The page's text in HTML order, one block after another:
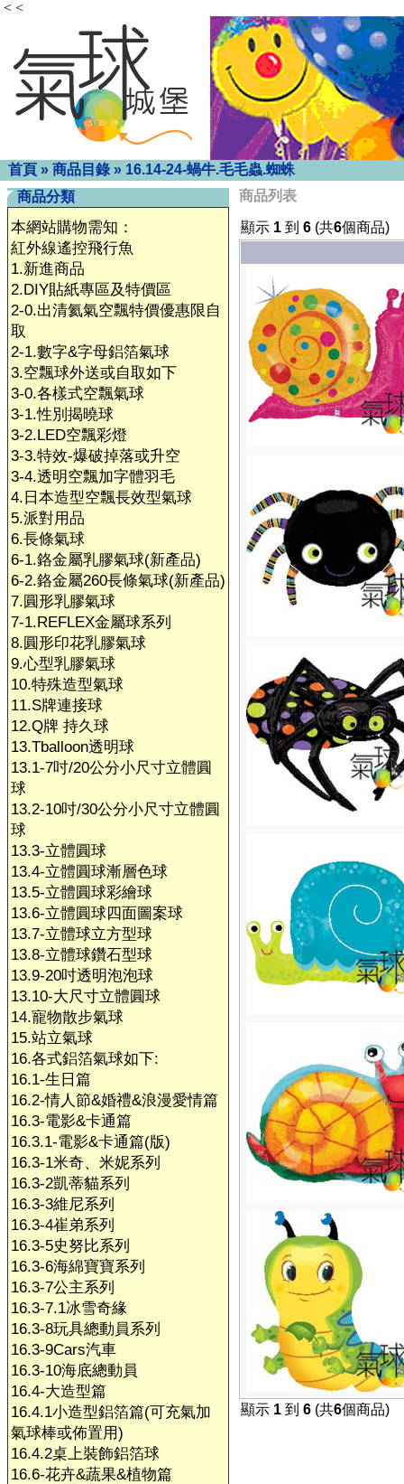
< <
首頁 » 商品目錄 » 16.14-24-蝸牛.毛毛蟲.蜘蛛
商品分類
本網站購物需知：
紅外線遙控飛行魚
1.新進商品
2.DIY貼紙專區及特價區
2-0.出清氦氣空飄特價優惠限自
取
2-1.數字&字母鋁箔氣球
3.空飄球外送或自取如下
3-0.各樣式空飄氣球
3-1.性別揭曉球
3-2.LED空飄彩燈
3-3.特效-爆破掉落或升空
3-4.透明空飄加字體羽毛
4.日本造型空飄長效型氣球
5.派對用品
6.長條氣球
6-1.鉻金屬乳膠氣球(新產品)
6-2.鉻金屬260長條氣球(新產品)
7.圓形乳膠氣球
7-1.REFLEX金屬球系列
8.圓形印花乳膠氣球
9.心型乳膠氣球
10.特殊造型氣球
11.S牌連接球
12.Q牌 持久球
13.Tballoon透明球
13.1-7吋/20公分小尺寸立體圓
球
13.2-10吋/30公分小尺寸立體圓
球
13.3-立體圓球
13.4-立體圓球漸層色球
13.5-立體圓球彩繪球
13.6-立體圓球四面圖案球
13.7-立體球立方型球
13.8-立體球鑽石型球
13.9-20吋透明泡泡球
13.10-大尺寸立體圓球
14.寵物散步氣球
15.站立氣球
16.各式鋁箔氣球如下:
16.1-生日篇
16.2-情人節&婚禮&浪漫愛情篇
16.3-電影&卡通篇
16.3.1-電影&卡通篇(版)
16.3-1米奇、米妮系列
16.3-2凱蒂貓系列
16.3-3維尼系列
16.3-4崔弟系列
16.3-5史努比系列
16.3-6海綿寶寶系列
16.3-7公主系列
16.3-7.1冰雪奇緣
16.3-8玩具總動員系列
16.3-9Cars汽車
16.3-10海底總動員
16.4-大造型篇
16.4.1小造型鋁箔篇(可充氣加
氣球棒或佈置用)
16.4.2桌上裝飾鋁箔球
16.6-花卉&蔬果&植物篇
商品列表
顯示 1 到 6 (共6個商品)
顯示 1 到 6 (共6個商品)